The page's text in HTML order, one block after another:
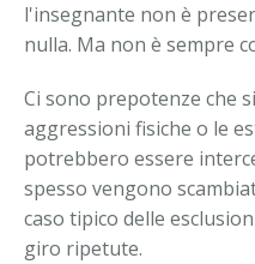
l'insegnante non è
nulla. Ma non è sempre
Ci sono prepotenze che
aggressioni fisiche o le
potrebbero essere
spesso vengono
caso tipico delle
giro ripetute.